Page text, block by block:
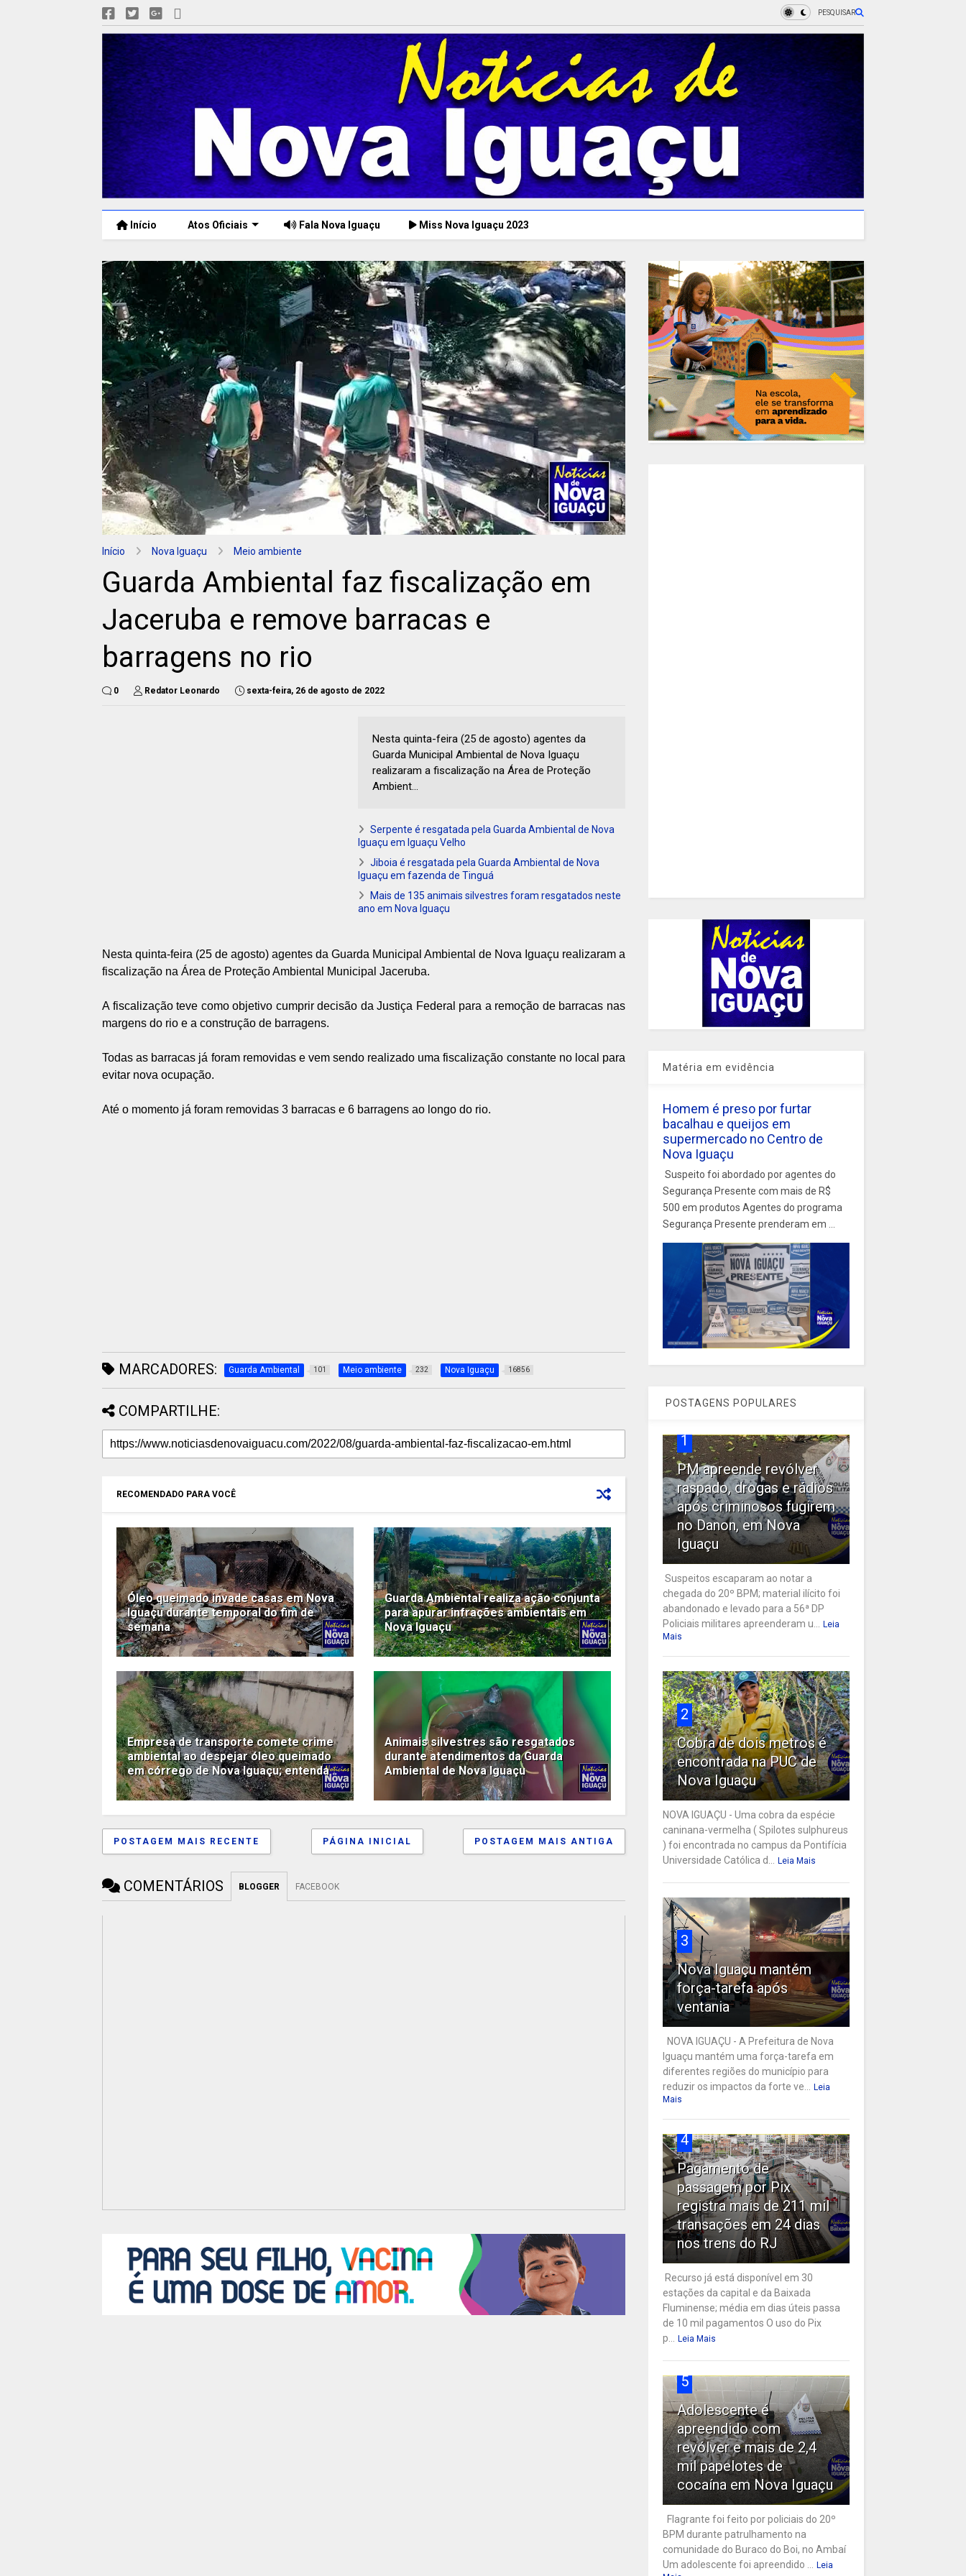
PESQUISAR
Início Atos Oficiais Fala Nova Iguaçu Miss Nova Iguaçu 2023
Início Nova Iguaçu Meio ambiente
Guarda Ambiental faz fiscalização em
Jaceruba e remove barracas e
barragens no rio
0 Redator Leonardo sexta-feira, 26 de agosto de 2022
Nesta quinta-feira (25 de agosto) agentes da
Guarda Municipal Ambiental de Nova Iguaçu
realizaram a fiscalização na Área de Proteção
Ambient...
Serpente é resgatada pela Guarda Ambiental de Nova
Iguaçu em Iguaçu Velho
Jiboia é resgatada pela Guarda Ambiental de Nova
Iguaçu em fazenda de Tinguá
Mais de 135 animais silvestres foram resgatados neste
ano em Nova Iguaçu
Nesta quinta-feira (25 de agosto) agentes da Guarda Municipal Ambiental de Nova Iguaçu realizaram a
fiscalização na Área de Proteção Ambiental Municipal Jaceruba.
A fiscalização teve como objetivo cumprir decisão da Justiça Federal para a remoção de barracas nas
margens do rio e a construção de barragens.
Todas as barracas já foram removidas e vem sendo realizado uma fiscalização constante no local para
evitar nova ocupação.
Até o momento já foram removidas 3 barracas e 6 barragens ao longo do rio.
MARCADORES: Guarda Ambiental 101 Meio ambiente 232 Nova Iguaçu 16856
COMPARTILHE:
RECOMENDADO PARA VOCÊ
Óleo queimado invade casas em Nova
Iguaçu durante temporal do fim de
semana
Guarda Ambiental realiza ação conjunta
para apurar infrações ambientais em
Nova Iguaçu
Empresa de transporte comete crime
ambiental ao despejar óleo queimado
em córrego de Nova Iguaçu; entenda
Animais silvestres são resgatados
durante atendimentos da Guarda
Ambiental de Nova Iguaçu
POSTAGEM MAIS RECENTE POSTAGEM MAIS ANTIGA
PÁGINA INICIAL
COMENTÁRIOS BLOGGER FACEBOOK
Matéria em evidência
Homem é preso por furtar
bacalhau e queijos em
supermercado no Centro de
Nova Iguaçu
Suspeito foi abordado por agentes do
Segurança Presente com mais de R$
500 em produtos Agentes do programa
Segurança Presente prenderam em ...
POSTAGENS POPULARES
1
PM apreende revólver
raspado, drogas e rádios
após criminosos fugirem
no Danon, em Nova
Iguaçu
Suspeitos escaparam ao notar a
chegada do 20º BPM; material ilícito foi
abandonado e levado para a 56ª DP
Policiais militares apreenderam u...
Leia
Mais
2
Cobra de dois metros é
encontrada na PUC de
Nova Iguaçu
NOVA IGUAÇU - Uma cobra da espécie
caninana-vermelha ( Spilotes sulphureus
) foi encontrada no campus da Pontifícia
Universidade Católica d...
Leia Mais
3
Nova Iguaçu mantém
força-tarefa após
ventania
NOVA IGUAÇU - A Prefeitura de Nova
Iguaçu mantém uma força-tarefa em
diferentes regiões do município para
reduzir os impactos da forte ve...
Leia
Mais
4
Pagamento de
passagem por Pix
registra mais de 211 mil
transações em 24 dias
nos trens do RJ
Recurso já está disponível em 30
estações da capital e da Baixada
Fluminense; média em dias úteis passa
de 10 mil pagamentos O uso do Pix
p...
Leia Mais
5
Adolescente é
apreendido com
revólver e mais de 2,4
mil papelotes de
cocaína em Nova Iguaçu
Flagrante foi feito por policiais do 20º
BPM durante patrulhamento na
comunidade do Buraco do Boi, no Ambaí
Um adolescente foi apreendido ...
Leia